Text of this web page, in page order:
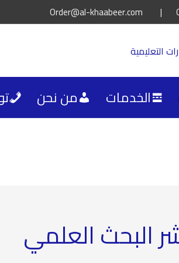
|
Order@al-khaabeer.com
الخدمات من نحن
البحث العلمي